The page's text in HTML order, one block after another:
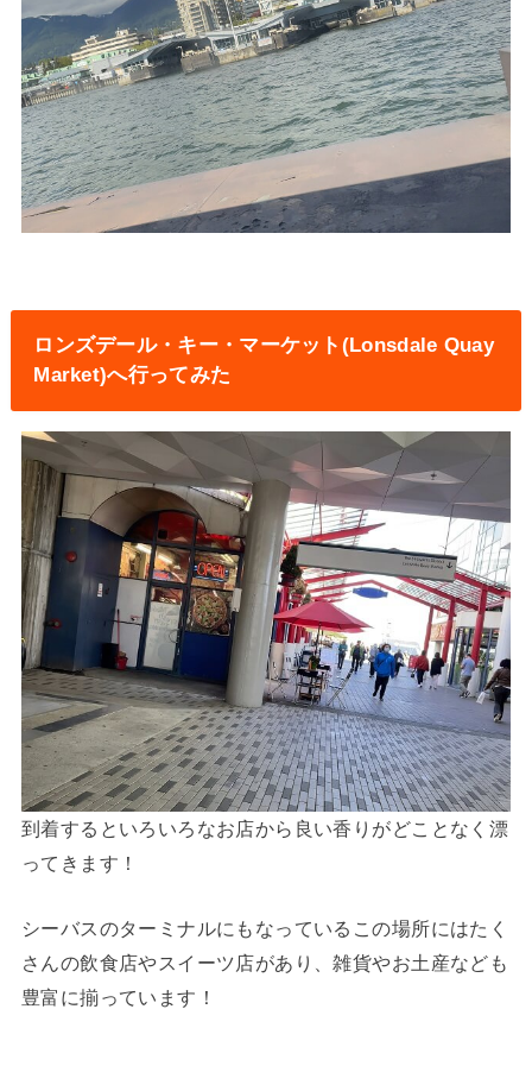
ロンズデール・キー・マーケット (Lonsdale Quay
Market)へ行ってみた
到着するといろいろなお店から良い香りがどことなく漂
ってきます！
シーバスのターミナルにもなっているこの場所にはたく
さんの飲食店やスイーツ店があり、雑貨やお土産なども
豊富に揃っています！